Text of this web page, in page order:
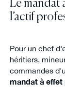
Le mandat
l’actif
Pour un chef
héritiers,
commandes
mandat à